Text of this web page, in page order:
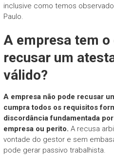
inclusive como temos
Paulo.
A empresa tem
recusar um
válido?
A empresa não pode recusar
cumpra todos os requisitos
discordância fundamentada
empresa ou perito. A recusa
vontade do gestor e sem
pode gerar passivo trabalhista.